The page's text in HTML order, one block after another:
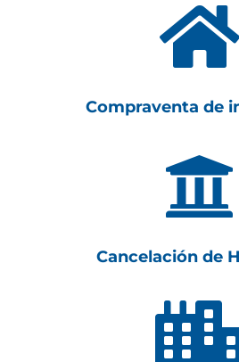

Compraventa de

Cancelación de